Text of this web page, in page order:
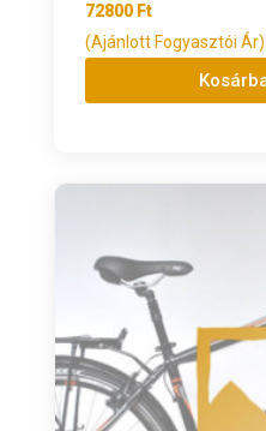
72800 Ft
(Ajánlott Fogyasztói Ár)